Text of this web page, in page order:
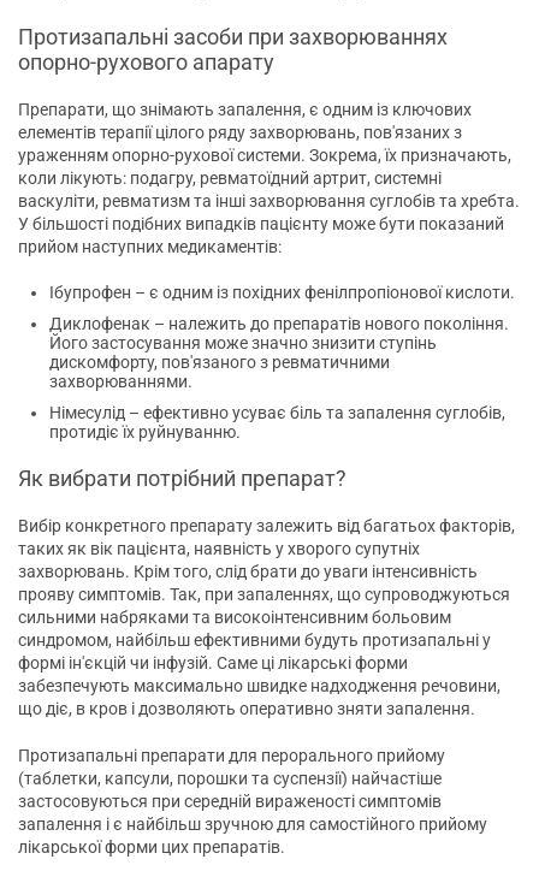
Протизапальні засоби при захворюваннях
опорно-рухового апарату
Препарати, що знімають запалення, є одним із ключових
елементів терапії цілого ряду захворювань, пов'язаних з
ураженням опорно-рухової системи. Зокрема, їх призначають,
коли лікують: подагру, ревматоїдний артрит, системні
васкуліти, ревматизм та інші захворювання суглобів та хребта.
У більшості подібних випадків пацієнту може бути показаний
прийом наступних медикаментів:
Ібупрофен – є одним із похідних фенілпропіонової кислоти.
Диклофенак – належить до препаратів нового покоління.
Його застосування може значно знизити ступінь
дискомфорту, пов'язаного з ревматичними
захворюваннями.
Німесулід – ефективно усуває біль та запалення суглобів,
протидіє їх руйнуванню.
Як вибрати потрібний препарат?
Вибір конкретного препарату залежить від багатьох факторів,
таких як вік пацієнта, наявність у хворого супутніх
захворювань. Крім того, слід брати до уваги інтенсивність
прояву симптомів. Так, при запаленнях, що супроводжуються
сильними набряками та високоінтенсивним больовим
синдромом, найбільш ефективними будуть протизапальні у
формі ін'єкцій чи інфузій. Саме ці лікарські форми
забезпечують максимально швидке надходження речовини,
що діє, в кров і дозволяють оперативно зняти запалення.
Протизапальні препарати для перорального прийому
(таблетки, капсули, порошки та суспензії) найчастіше
застосовуються при середній вираженості симптомів
запалення і є найбільш зручною для самостійного прийому
лікарської форми цих препаратів.